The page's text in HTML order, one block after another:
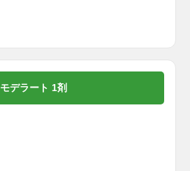
モデラート 1剤